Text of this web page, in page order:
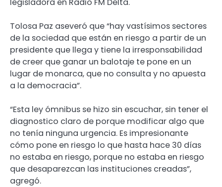
Tolosa Paz aseveró que “hay vastísimos sectores
de la sociedad que están en riesgo a partir de un
presidente que llega y tiene la irresponsabilidad
de creer que ganar un balotaje te pone en un
lugar de monarca, que no consulta y no apuesta
a la democracia”.
“Esta ley ómnibus se hizo sin escuchar, sin tener el
diagnostico claro de porque modificar algo que
no tenía ninguna urgencia. Es impresionante
cómo pone en riesgo lo que hasta hace 30 días
no estaba en riesgo, porque no estaba en riesgo
que desaparezcan las instituciones creadas”,
agregó.